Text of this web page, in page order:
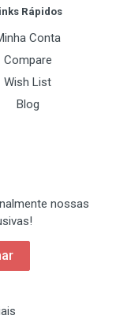
120°
Rápidos
Conta
Compare
Wish List
Blog
nossas